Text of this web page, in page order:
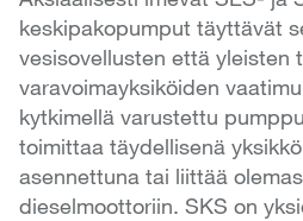
keskipakopumput täyttävät
vesisovellusten että yleisten
varavoimayksiköiden
kytkimellä varustettu
toimittaa täydellisenä
asennettuna tai liittää
dieselmoottoriin. SKS on